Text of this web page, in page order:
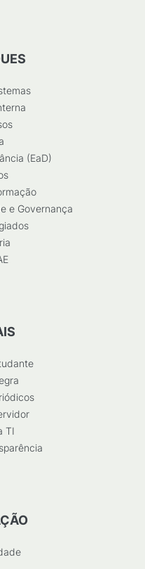
(EaD)
e Governança
TI